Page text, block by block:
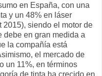
en España, con una
y un 48% en láser
2015), siendo el motor de
debe en gran medida a
la compañía está
el mercado de
un 11%, en términos
de tinta ha crecido en